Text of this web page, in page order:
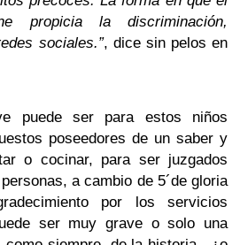
propicia la discriminación,
sociales.”, dice sin pelos en
puede ser para estos niños
poseedores de un saber y
o cocinar, para ser juzgados
a cambio de 5´de gloria
por los servicios
ser muy grave o solo una